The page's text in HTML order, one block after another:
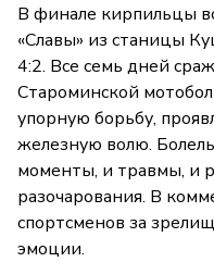
В финале кирпильцы
«Славы» из станицы
4:2. Все семь дней
Староминской
упорную борьбу,
железную волю.
моменты, и травмы, и
разочарования. В
спортсменов за
эмоции.